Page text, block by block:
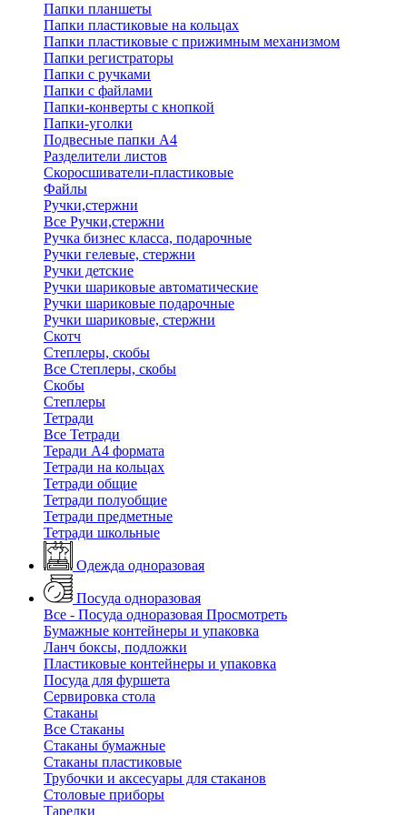
Папки планшеты
Папки пластиковые на кольцах
Папки пластиковые с прижимным механизмом
Папки регистраторы
Папки с ручками
Папки с файлами
Папки-конверты с кнопкой
Папки-уголки
Подвесные папки А4
Разделители листов
Скоросшиватели-пластиковые
Файлы
Ручки,стержни
Все Ручки,стержни
Ручка бизнес класса, подарочные
Ручки гелевые, стержни
Ручки детские
Ручки шариковые автоматические
Ручки шариковые подарочные
Ручки шариковые, стержни
Скотч
Степлеры, скобы
Все Степлеры, скобы
Скобы
Степлеры
Тетради
Все Тетради
Теради А4 формата
Тетради на кольцах
Тетради общие
Тетради полуобщие
Тетради предметные
Тетради школьные
Одежда одноразовая
Посуда одноразовая
Все - Посуда одноразовая Просмотреть
Бумажные контейнеры и упаковка
Ланч боксы, подложки
Пластиковые контейнеры и упаковка
Посуда для фуршета
Сервировка стола
Стаканы
Все Стаканы
Стаканы бумажные
Стаканы пластиковые
Трубочки и аксесуары для стаканов
Столовые приборы
Тарелки